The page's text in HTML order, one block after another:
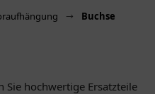
Buchse
Sie hochwertige Ersatzteile